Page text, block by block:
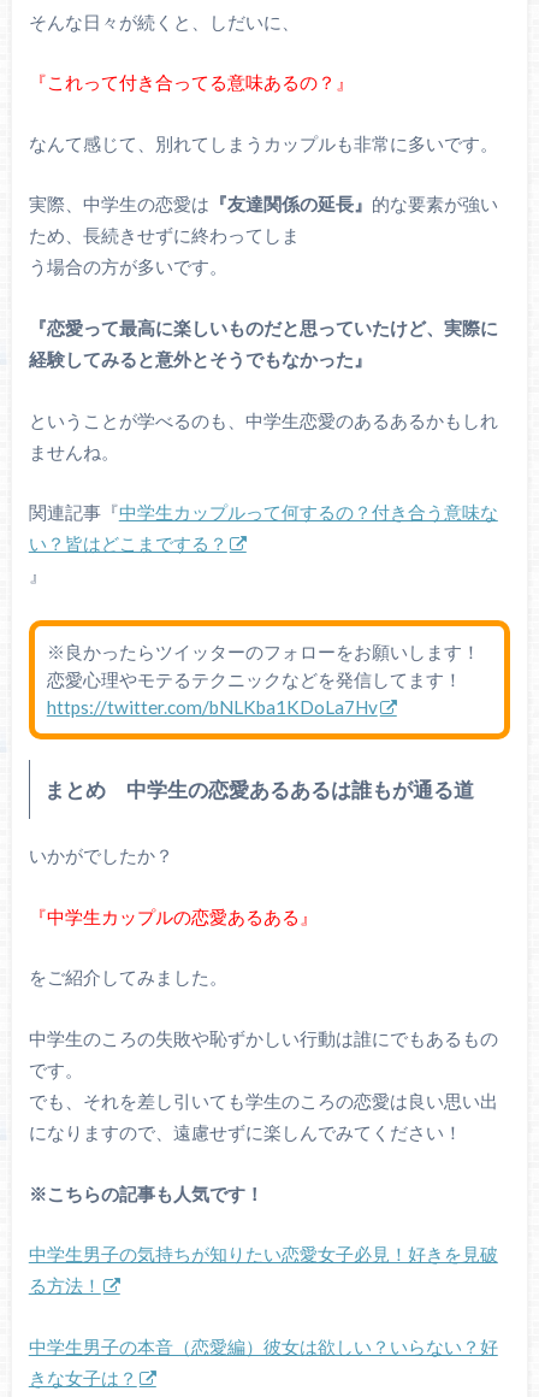
そんな日々が続くと、しだいに、
『これって付き合ってる意味あるの？』
なんて感じて、別れてしまうカップルも非常に多いです。
実際、中学生の恋愛は 『友達関係の延長』 的な要素が強い
ため、長続きせずに終わってしま
う場合の方が多いです。
『恋愛って最高に楽しいものだと思っていたけど、実際に
経験してみると意外とそうでもなかった』
ということが学べるのも、中学生恋愛のあるあるかもしれ
ませんね。
関連記事『中学生カップルって何するの？付き合う意味な
い？皆はどこまでする？
』
※良かったらツイッターのフォローをお願いします！
恋愛心理やモテるテクニックなどを発信してます！
https://twitter.com/bNLKba1KDoLa7Hv
まとめ 中学生の恋愛あるあるは誰もが通る道
いかがでしたか？
『中学生カップルの恋愛あるある』
をご紹介してみました。
中学生のころの失敗や恥ずかしい行動は誰にでもあるもの
です。
でも、それを差し引いても学生のころの恋愛は良い思い出
になりますので、遠慮せずに楽しんでみてください！
※こちらの記事も人気です！
中学生男子の気持ちが知りたい恋愛女子必見！好きを見破
る方法！
中学生男子の本音（恋愛編）彼女は欲しい？いらない？好
きな女子は？